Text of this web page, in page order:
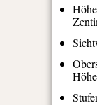
Höhe